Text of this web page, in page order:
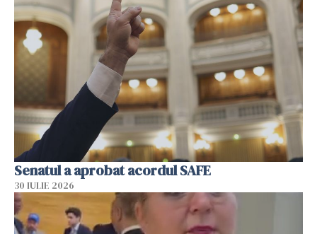
Senatul a aprobat acordul SAFE
30 IULIE 2026